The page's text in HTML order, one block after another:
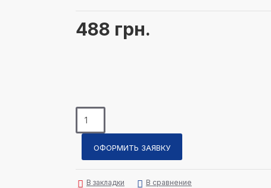
488 грн.
ОФОРМИТЬ ЗАЯВКУ
В закладки В сравнение